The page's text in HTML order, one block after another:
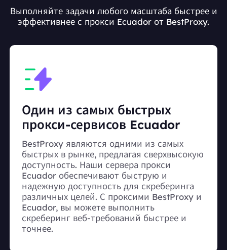
Выполняйте задачи любого масштаба быстрее и
эффективнее с прокси Ecuador от BestProxy.
Один из самых быстрых
прокси-сервисов Ecuador
BestProxy являются одними из самых
быстрых в рынке, предлагая сверхвысокую
доступность. Наши сервера прокси
Ecuador обеспечивают быструю и
надежную доступность для скреберинга
различных целей. С проксими BestProxy и
Ecuador, вы можете выполнить
скреберинг веб-требований быстрее и
точнее.